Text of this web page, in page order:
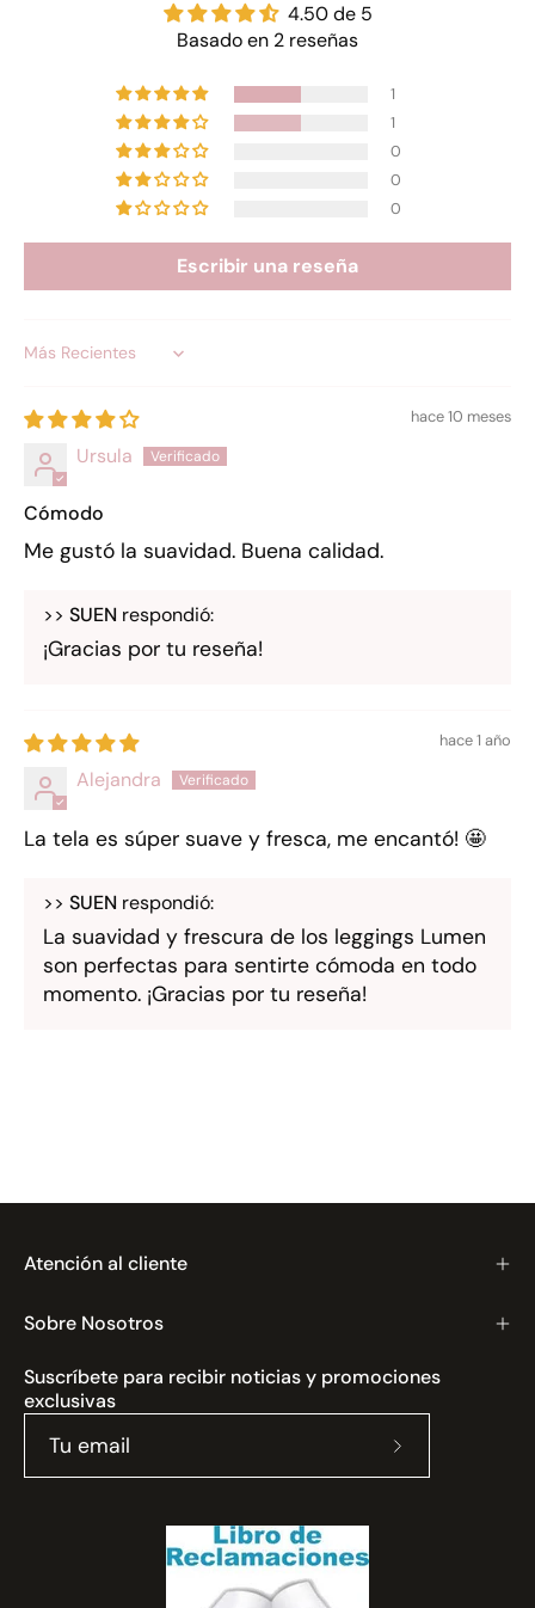
4.50 de 5
Basado en 2 reseñas
1
1
0
0
0
Escribir una reseña
Sort by
hace 10 meses
Ursula
Cómodo
Me gustó la suavidad. Buena calidad.
>> SUEN respondió:
¡Gracias por tu reseña!
hace 1 año
Alejandra
La tela es súper suave y fresca, me encantó! 🤩
>> SUEN respondió:
La suavidad y frescura de los leggings Lumen
son perfectas para sentirte cómoda en todo
momento. ¡Gracias por tu reseña!
Atención al cliente
Sobre Nosotros
Suscríbete para recibir noticias y promociones
exclusivas
Suscríbete